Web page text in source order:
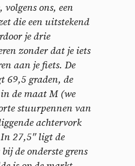
volgens ons, een
die een uitstekend
je drie
zonder dat je iets
aan je fiets. De
69,5 graden, de
de maat M (we
stuurpennen van
achtervork
27,5″ ligt de
de onderste grens